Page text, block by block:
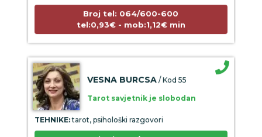
Broj tel: 064/600-600
tel:0,93€ - mob:1,12€ min
TEHNIKE:tarot, psihološki razgovori
Broj tel: 064/600-600